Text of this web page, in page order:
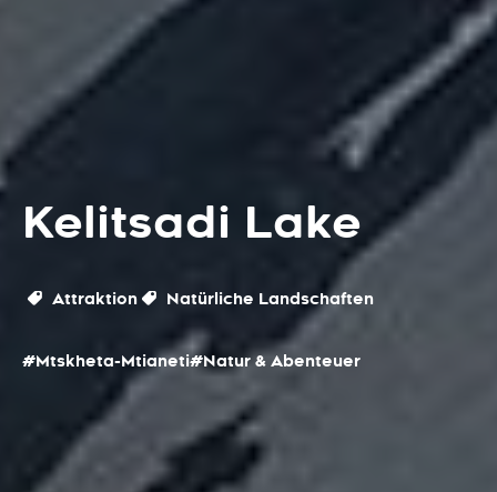
Kelitsadi Lake
Attraktion Natürliche Landschaften
#Mtskheta-Mtianeti#Natur & Abenteuer